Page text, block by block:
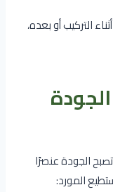
التركيب أو بعده،
الجودة عنصرًا
المورد: